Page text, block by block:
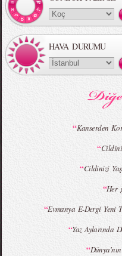
MBFWI - Gülçin Çengel 2015 Yaz
MBFWI - Giray Sepin 2015 Yaz
HAVA DURUMU
“Kanserden
“
“Cildinizi
“Her
“Evmanya E-Dergi Yeni
“Yaz Aylarında
“